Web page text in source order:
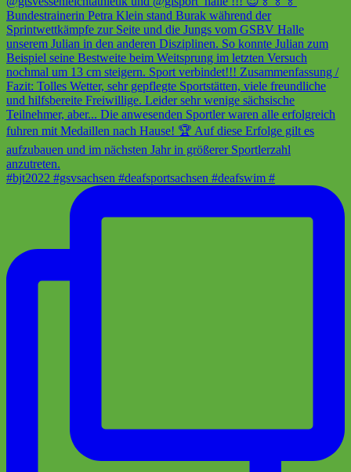
#bjt2022 #gsvsachsen #deafsportsachsen #deafswim #